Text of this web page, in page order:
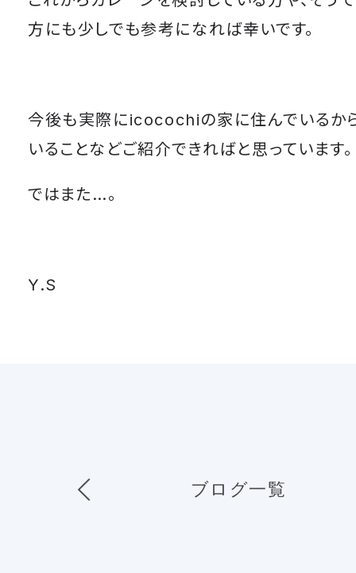
方にも少しでも参考になれば幸いです。
今後も実際にicocochiの家に住んでいるか
いることなどご紹介できればと思っています。
ではまた…。
Y.S
ブログ一覧